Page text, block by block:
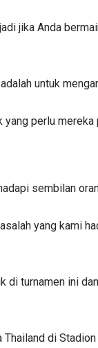
jika Anda
untuk
perlu
sembilan
yang kami
turnamen ini
di